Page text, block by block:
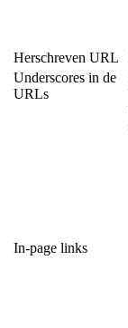
Herschreven URL
Underscores in de
URLs
In-page links